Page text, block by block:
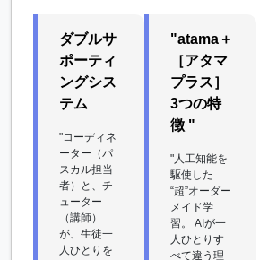
ダブルサ
ポーティ
ングシス
テム
"コーディネ
ーター（パ
スカル担当
者）と、チ
ューター
（講師）
が、生徒一
人ひとりを
"atama＋
［アタマ
プラス］
3つの特
徴 "
"人工知能を
駆使した
“超”オーダー
メイド学
習。 AIが一
人ひとりす
べて違う理